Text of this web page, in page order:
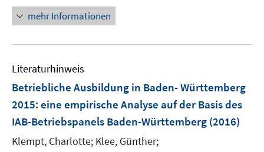
e
n
e
u
m
F
n
s
t
mehr Informationen
Literaturhinweis
Betriebliche Ausbildung in Baden- Württemberg
2015: eine empirische Analyse auf der Basis des
IAB-Betriebspanels Baden-Württemberg (2016)
Klempt, Charlotte; Klee, Günther;